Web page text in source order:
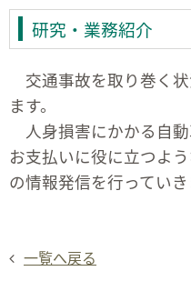
研究・業務紹介
交通事故を取り巻く
ます。
人身損害にかかる自
お支払いに役に立つよ
の情報発信を行っていき
一覧へ戻る